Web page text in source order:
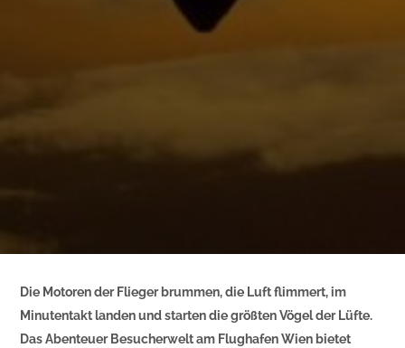
Die Motoren der Flieger brummen, die Luft flimmert, im
Minutentakt landen und starten die größten Vögel der Lüfte.
Das Abenteuer Besucherwelt am Flughafen Wien bietet